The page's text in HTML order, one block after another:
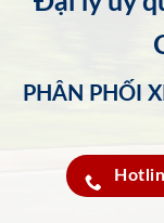
PHÂN PHỐI